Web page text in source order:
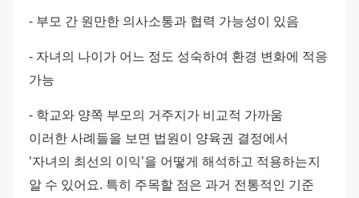
- 부모 간 원만한 의사소통과 협력 가능성이 있음
- 자녀의 나이가 어느 정도 성숙하여 환경 변화에 적응
가능
- 학교와 양쪽 부모의 거주지가 비교적 가까움
이러한 사례들을 보면 법원이 양육권 결정에서
'자녀의 최선의 이익'을 어떻게 해석하고 적용하는지
알 수 있어요. 특히 주목할 점은 과거 전통적인 기준